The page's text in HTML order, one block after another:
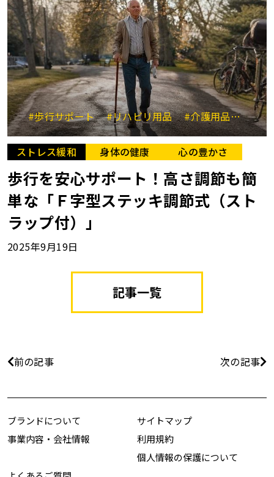
#歩行サポート #リハビリ用品 #介護用品 #高
ストレス緩和 身体の健康 心の豊かさ
歩行を安心サポート！高さ調節も簡
単な「Ｆ字型ステッキ調節式（スト
ラップ付）」
2025年9月19日
記事一覧
前の記事 次の記事
ブランドについて
事業内容・会社情報
サイトマップ
利用規約
個人情報の保護について